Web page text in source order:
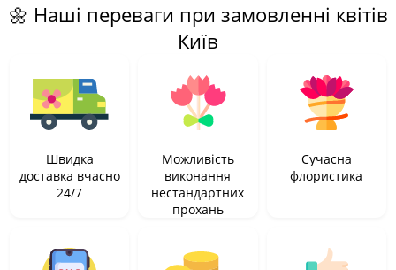
🌼 Наші переваги при замовленні квітів
Київ
Швидка
доставка вчасно
24/7
Можливість
виконання
нестандартних
прохань
Сучасна
флористика